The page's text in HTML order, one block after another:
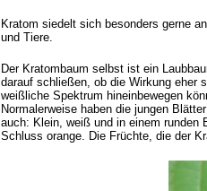
Kratom siedelt sich besonders gerne
und Tiere.
Der Kratombaum selbst ist ein
darauf schließen, ob die Wirkung eher
weißliche Spektrum hineinbewegen
Normalerweise haben die jungen
auch: Klein, weiß und in einem runden
Schluss orange. Die Früchte, die der